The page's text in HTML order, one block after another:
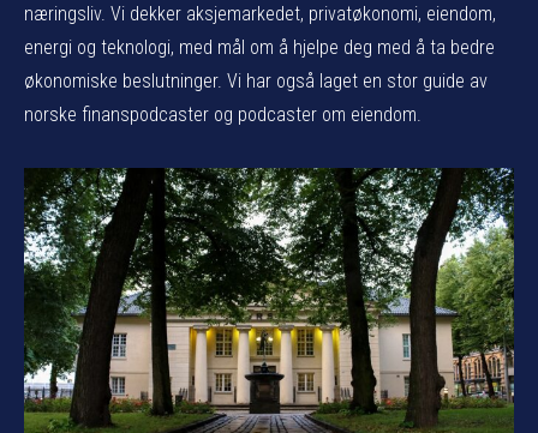
næringsliv. Vi dekker aksjemarkedet, privatøkonomi, eiendom,
energi og teknologi, med mål om å hjelpe deg med å ta bedre
økonomiske beslutninger. Vi har også laget en stor guide av
norske finanspodcaster og podcaster om eiendom.